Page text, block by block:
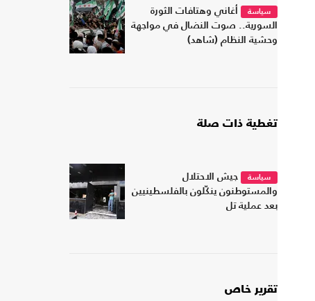
سياسة
أغاني وهتافات الثورة
السورية.. صوت النضال في مواجهة
وحشية النظام (شاهد)
تغطية ذات صلة
سياسة
جيش الاحتلال
والمستوطنون ينكّلون بالفلسطينيين
بعد عملية تل
تقرير خاص